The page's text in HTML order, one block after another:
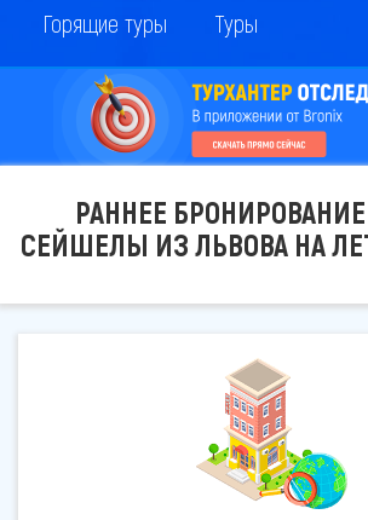
Горящие туры Туры
РАННЕЕ
СЕЙШЕЛЫ ИЗ ЛЬВОВА НА